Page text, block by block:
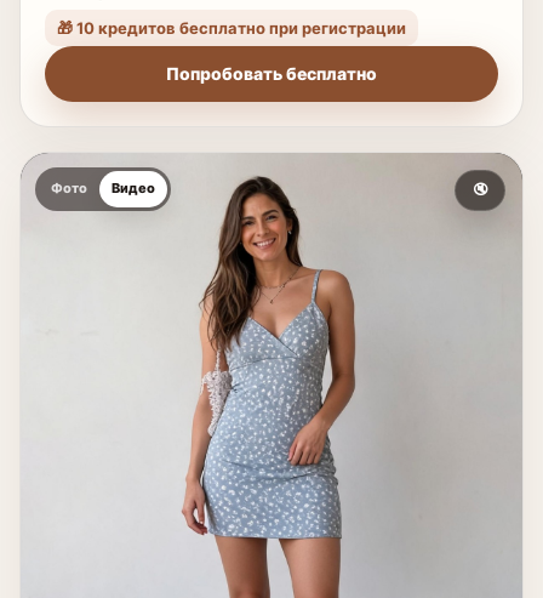
🎁 10 кредитов бесплатно при регистрации
Попробовать бесплатно
Фото Видео 🔇